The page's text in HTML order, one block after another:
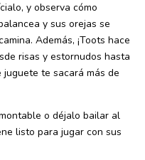
y observa cómo
y sus orejas se
Además, ¡Toots hace
risas y estornudos hasta
te sacará más de
o déjalo bailar al
listo para jugar con sus